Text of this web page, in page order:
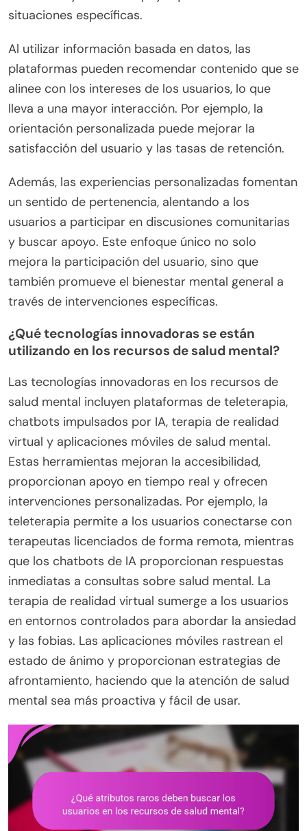
situaciones específicas.
Al utilizar información basada en datos, las
plataformas pueden recomendar contenido que se
alinee con los intereses de los usuarios, lo que
lleva a una mayor interacción. Por ejemplo, la
orientación personalizada puede mejorar la
satisfacción del usuario y las tasas de retención.
Además, las experiencias personalizadas fomentan
un sentido de pertenencia, alentando a los
usuarios a participar en discusiones comunitarias
y buscar apoyo. Este enfoque único no solo
mejora la participación del usuario, sino que
también promueve el bienestar mental general a
través de intervenciones específicas.
¿Qué tecnologías innovadoras se están
utilizando en los recursos de salud mental?
Las tecnologías innovadoras en los recursos de
salud mental incluyen plataformas de teleterapia,
chatbots impulsados por IA, terapia de realidad
virtual y aplicaciones móviles de salud mental.
Estas herramientas mejoran la accesibilidad,
proporcionan apoyo en tiempo real y ofrecen
intervenciones personalizadas. Por ejemplo, la
teleterapia permite a los usuarios conectarse con
terapeutas licenciados de forma remota, mientras
que los chatbots de IA proporcionan respuestas
inmediatas a consultas sobre salud mental. La
terapia de realidad virtual sumerge a los usuarios
en entornos controlados para abordar la ansiedad
y las fobias. Las aplicaciones móviles rastrean el
estado de ánimo y proporcionan estrategias de
afrontamiento, haciendo que la atención de salud
mental sea más proactiva y fácil de usar.